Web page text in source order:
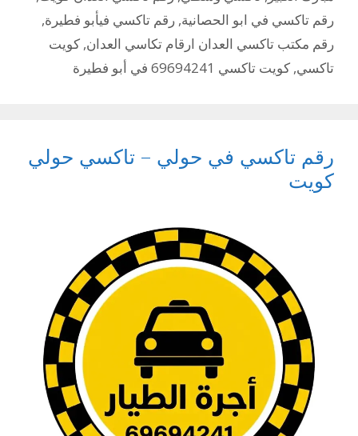
رقم تاكسي في ابو الحصانية, رقم تاكسي فيأبو فطيرة,
رقم مكتب تاكسي العدان ارقام تكاسي العدان, كويت
تاكسي, كويت تاكسي 69694241 في أبو فطيرة
رقم تاكسي في حولي – تاكسي حولي
كويت